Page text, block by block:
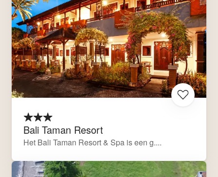
Bali Taman Resort
Het Bali Taman Resort & Spa is een g....